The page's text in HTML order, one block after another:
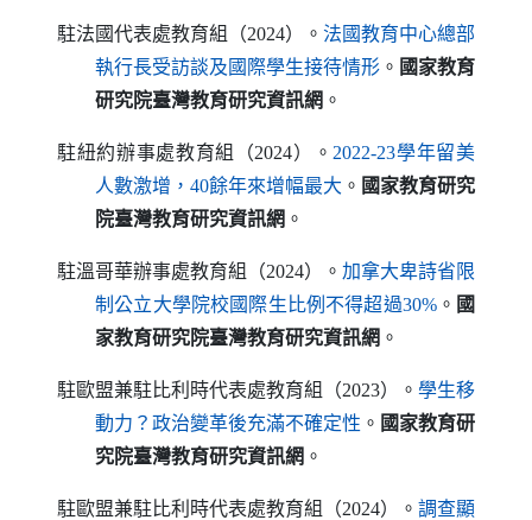
駐法國代表處教育組（2024）。 法國教育中心總部
執行長受訪談及國際學生接待情形（另開新視窗）
。 國家教育
研究院臺灣教育研究資訊網 。
駐紐約辦事處教育組（2024）。 2022-23學年留美
人數激增，40餘年來增幅最大（另開新視窗）
。 國家教育研究
院臺灣教育研究資訊網 。
駐溫哥華辦事處教育組（2024）。 加拿大卑詩省限
制公立大學院校國際生比例不得超過30%（另開新視窗）
。 國
家教育研究院臺灣教育研究資訊網 。
駐歐盟兼駐比利時代表處教育組（2023）。 學生移
動力？政治變革後充滿不確定性（另開新視窗）
。 國家教育研
究院臺灣教育研究資訊網 。
駐歐盟兼駐比利時代表處教育組（2024）。 調查顯